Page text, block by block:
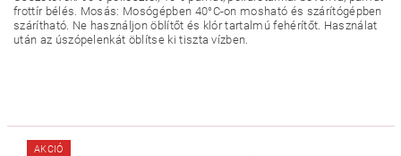
frottír bélés. Mosás: Mosógépben 40°C-on mosható és szárítógépben
szárítható. Ne használjon öblítőt és klór tartalmú fehérítőt. Használat
után az úszópelenkát öblítse ki tiszta vízben.
AKCIÓ